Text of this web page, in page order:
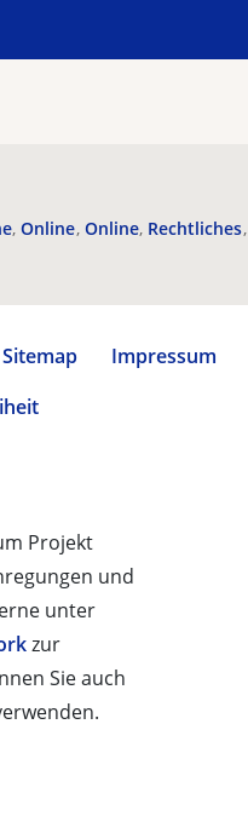
Online Online Rechtliches
Sitemap Impressum
Projekt
und
unter
zur
Sie auch